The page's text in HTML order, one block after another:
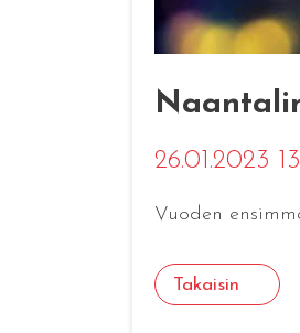
26.01.2023
Vuoden
Takaisin